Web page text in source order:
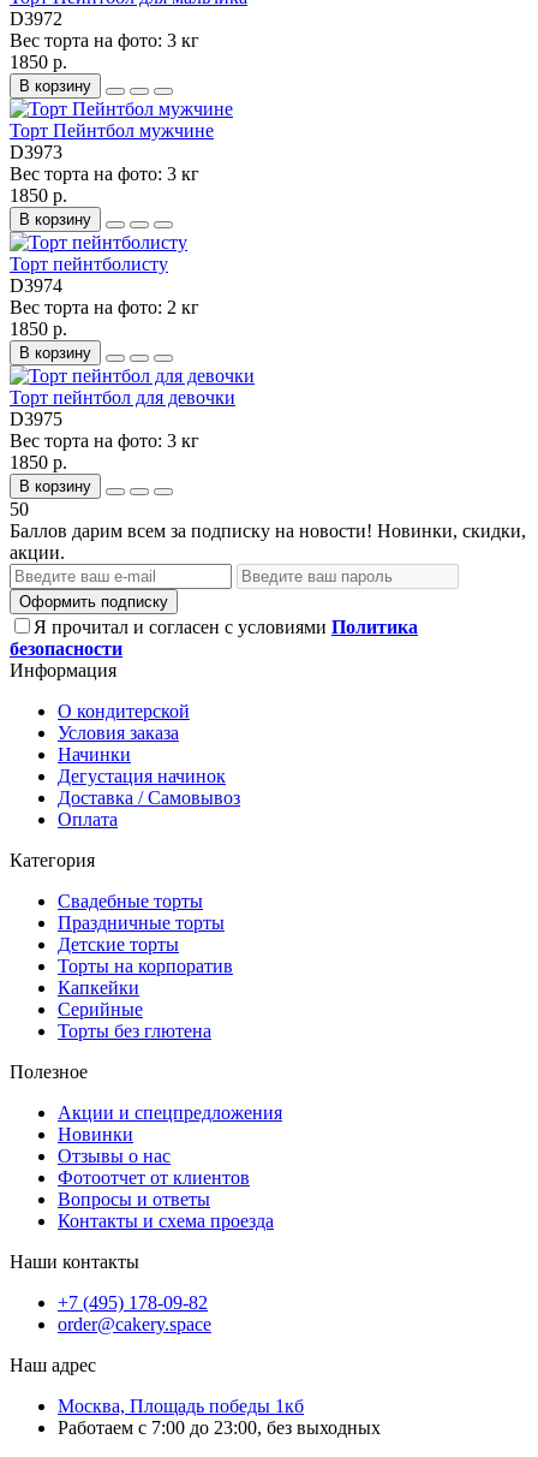
D3972
Вес торта на фото: 3 кг
1850 р.
В корзину
Торт Пейнтбол мужчине
D3973
Вес торта на фото: 3 кг
1850 р.
В корзину
Торт пейнтболисту
D3974
Вес торта на фото: 2 кг
1850 р.
В корзину
Торт пейнтбол для девочки
D3975
Вес торта на фото: 3 кг
1850 р.
В корзину
50
Баллов дарим всем за подписку на новости! Новинки, скидки,
акции.
Оформить подписку
Я прочитал и согласен с условиями Политика
безопасности
Информация
О кондитерской
Условия заказа
Начинки
Дегустация начинок
Доставка / Самовывоз
Оплата
Категория
Свадебные торты
Праздничные торты
Детские торты
Торты на корпоратив
Капкейки
Серийные
Торты без глютена
Полезное
Акции и спецпредложения
Новинки
Отзывы о нас
Фотоотчет от клиентов
Вопросы и ответы
Контакты и схема проезда
Наши контакты
+7 (495) 178-09-82
order@cakery.space
Наш адрес
Москва, Площадь победы 1кб
Работаем с 7:00 до 23:00, без выходных